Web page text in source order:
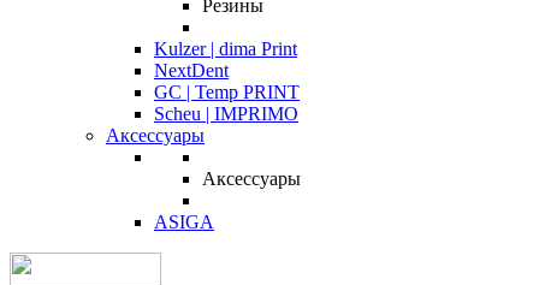
Резины
Kulzer | dima Print
NextDent
GC | Temp PRINT
Scheu | IMPRIMO
Аксессуары
Аксессуары
ASIGA